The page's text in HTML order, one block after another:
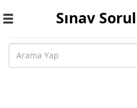
Toggle
Sınav